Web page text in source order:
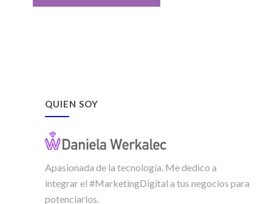
QUIEN SOY
Apasionada de la tecnología. Me dedico a
integrar el #MarketingDigital a tus negocios para
potenciarlos.